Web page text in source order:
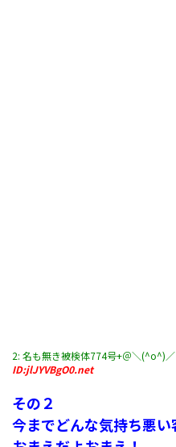
2: 名も無き被検体774号+＠＼(^o^)／
ID:jlJYVBgO0.net
その２
今までどんな気持ち悪い